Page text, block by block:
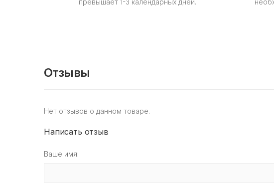
превышает 1-3 календарных дней.
Отзывы
Нет отзывов о данном товаре.
Написать отзыв
Ваше имя: